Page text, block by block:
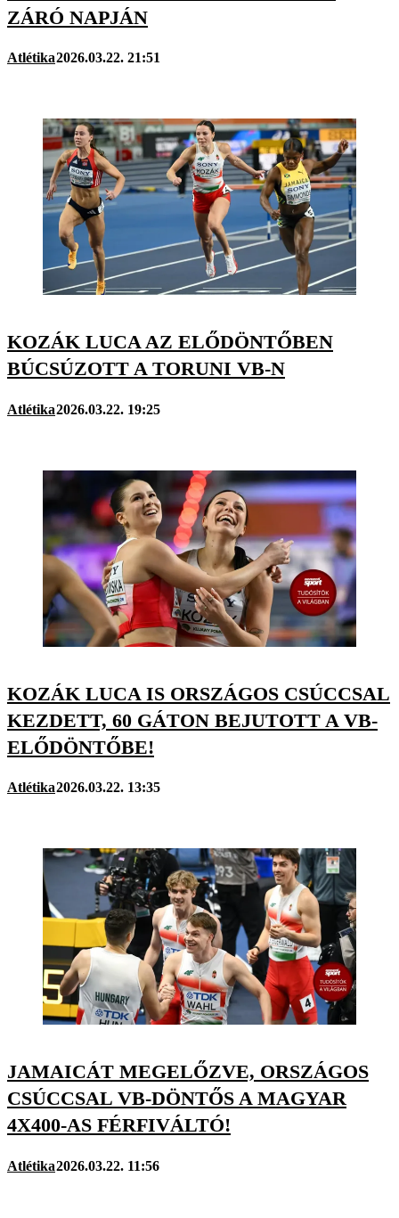
ZÁRÓ NAPJÁN
Atlétika2026.03.22. 21:51
KOZÁK LUCA AZ ELŐDÖNTŐBEN
BÚCSÚZOTT A TORUNI VB-N
Atlétika2026.03.22. 19:25
KOZÁK LUCA IS ORSZÁGOS CSÚCCSAL
KEZDETT, 60 GÁTON BEJUTOTT A VB-
ELŐDÖNTŐBE!
Atlétika2026.03.22. 13:35
JAMAICÁT MEGELŐZVE, ORSZÁGOS
CSÚCCSAL VB-DÖNTŐS A MAGYAR
4X400-AS FÉRFIVÁLTÓ!
Atlétika2026.03.22. 11:56